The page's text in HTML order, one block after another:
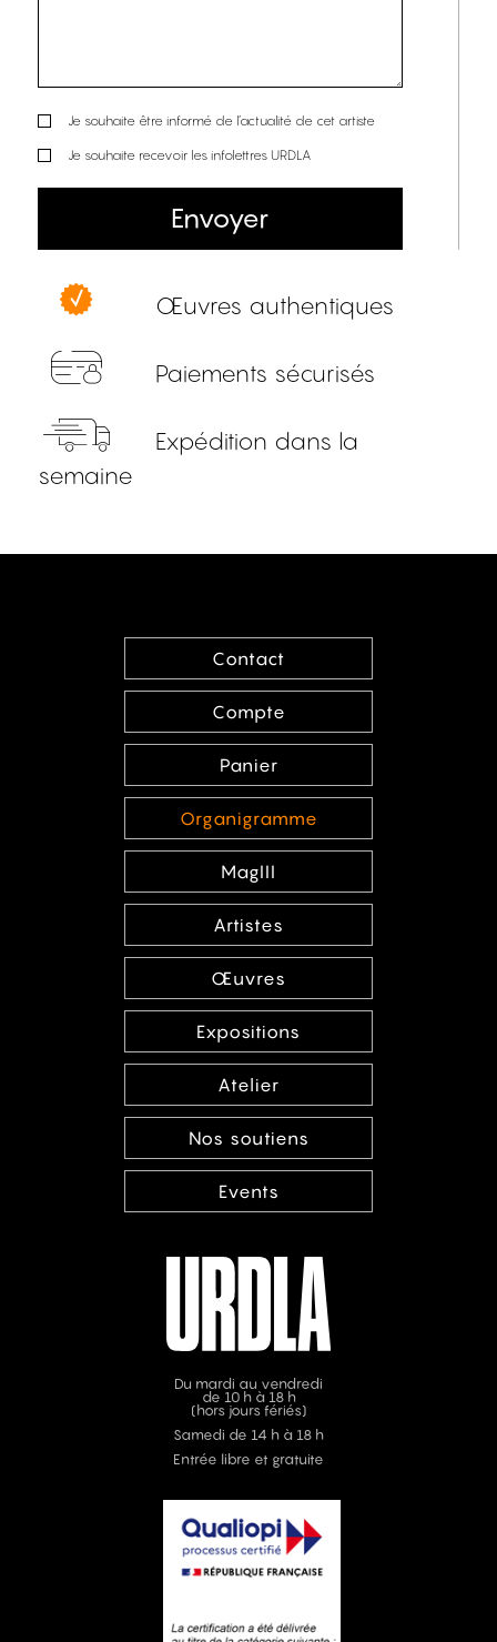
Je souhaite être informé de l’actualité de cet artiste
Je souhaite recevoir les infolettres URDLA
Envoyer
Œuvres authentiques
Paiements sécurisés
Expédition dans la
semaine
Contact
Compte
Panier
Organigramme
MagIII
Artistes
Œuvres
Expositions
Atelier
Nos soutiens
Events
Du mardi au vendredi
de 10 h à 18 h
(hors jours fériés)
Samedi de 14 h à 18 h
Entrée libre et gratuite